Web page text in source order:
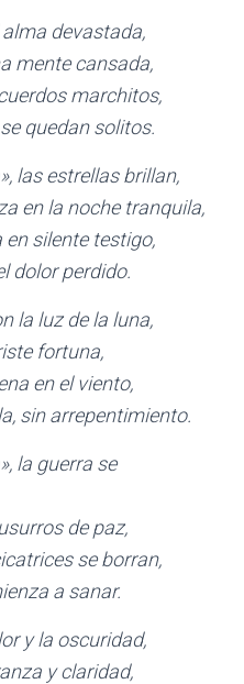
devastada,
mente cansada,
marchitos,
quedan solitos.
las estrellas brillan,
en la noche tranquila,
silente testigo,
dolor perdido.
la luz de la luna,
fortuna,
en el viento,
sin arrepentimiento.
la guerra se
de paz,
se borran,
a sanar.
y la oscuridad,
y claridad,